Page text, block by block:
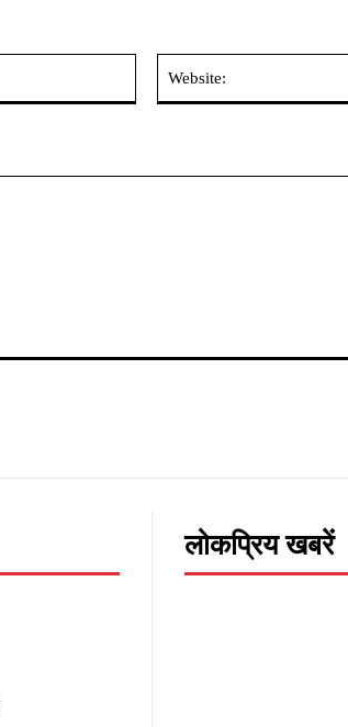
लोकप्रिय खबरें